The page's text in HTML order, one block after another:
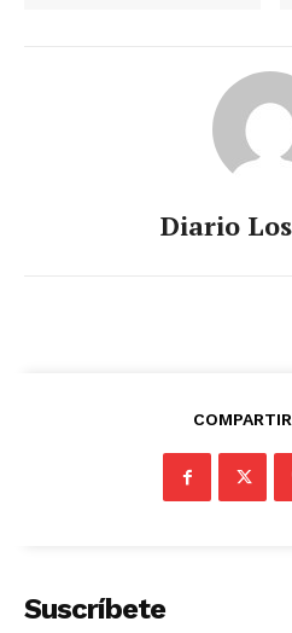
Diario
Suscríbete